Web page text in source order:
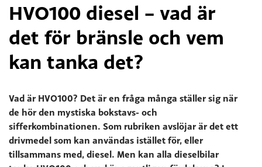
HVO100 diesel – vad är
det för bränsle och vem
kan tanka det?
Vad är HVO100? Det är en fråga många ställer sig när
de hör den mystiska bokstavs- och
sifferkombinationen. Som rubriken avslöjar är det ett
drivmedel som kan användas istället för, eller
tillsammans med, diesel. Men kan alla dieselbilar